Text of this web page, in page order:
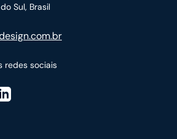
Sul, Brasil
redes sociais